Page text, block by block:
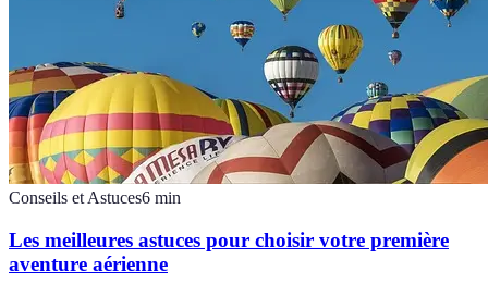
Conseils et Astuces6 min
Les meilleures astuces pour choisir votre première
aventure aérienne